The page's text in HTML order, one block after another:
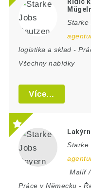
Starke
logistika a sklad -
Všechny nabídky
Více...
Starke
Malíř
Práce v Německu -